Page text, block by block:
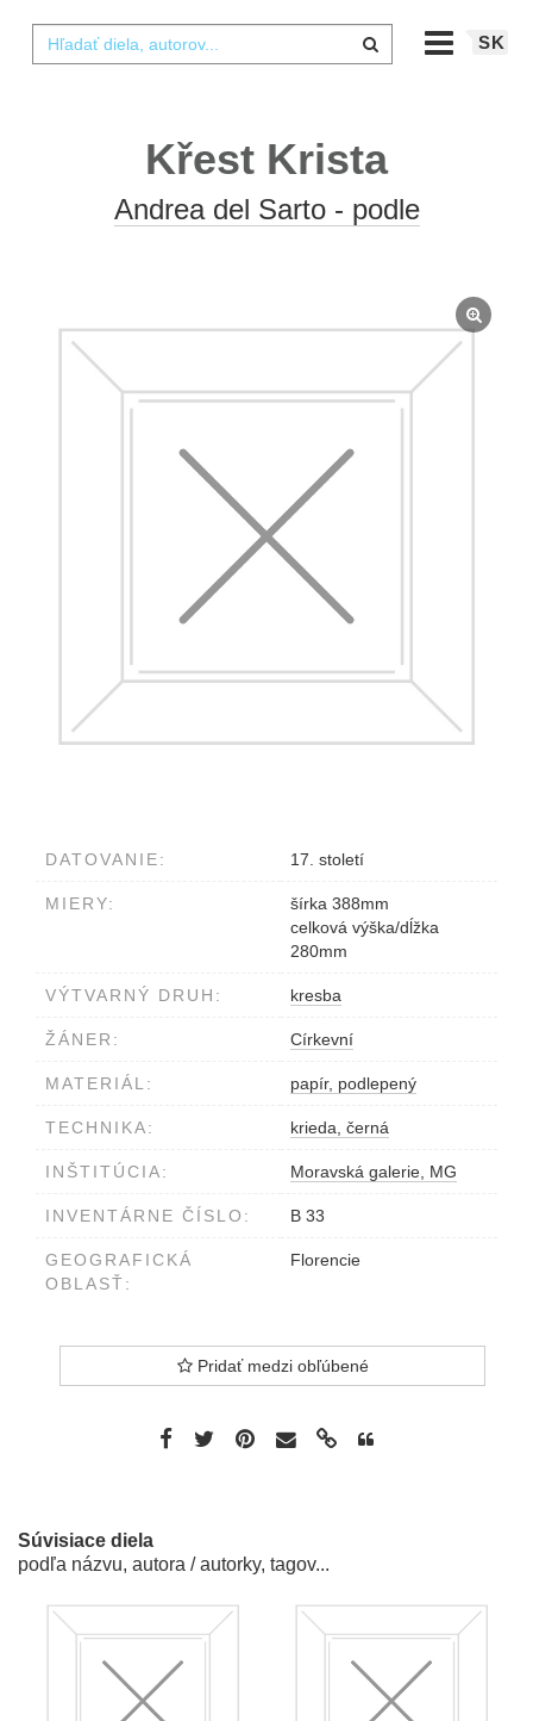
SK
Křest Krista
Andrea del Sarto - podle
DATOVANIE: 17. století
MIERY:
šírka 388mm
celková výška/dĺžka
280mm
VÝTVARNÝ DRUH: kresba
ŽÁNER: Církevní
MATERIÁL: papír, podlepený
TECHNIKA: krieda, černá
INŠTITÚCIA: Moravská galerie, MG
INVENTÁRNE ČÍSLO: B 33
GEOGRAFICKÁ
OBLASŤ:
Florencie
Pridať medzi obľúbené
Súvisiace diela
podľa názvu, autora / autorky, tagov...